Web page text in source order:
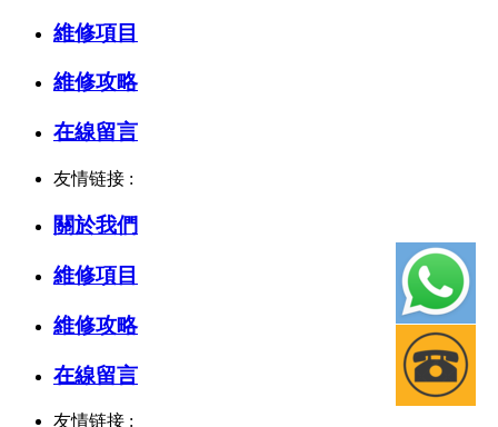
維修項目
維修攻略
在線留言
友情链接 :
關於我們
維修項目
維修攻略
在線留言
友情链接 :